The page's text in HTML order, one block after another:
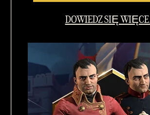
DOWIEDZ SIĘ